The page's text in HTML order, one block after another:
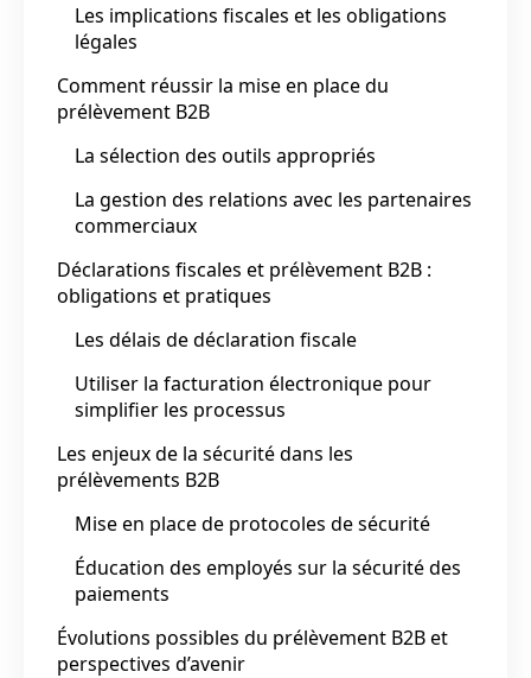
Les implications fiscales et les obligations
légales
Comment réussir la mise en place du
prélèvement B2B
La sélection des outils appropriés
La gestion des relations avec les partenaires
commerciaux
Déclarations fiscales et prélèvement B2B :
obligations et pratiques
Les délais de déclaration fiscale
Utiliser la facturation électronique pour
simplifier les processus
Les enjeux de la sécurité dans les
prélèvements B2B
Mise en place de protocoles de sécurité
Éducation des employés sur la sécurité des
paiements
Évolutions possibles du prélèvement B2B et
perspectives d’avenir